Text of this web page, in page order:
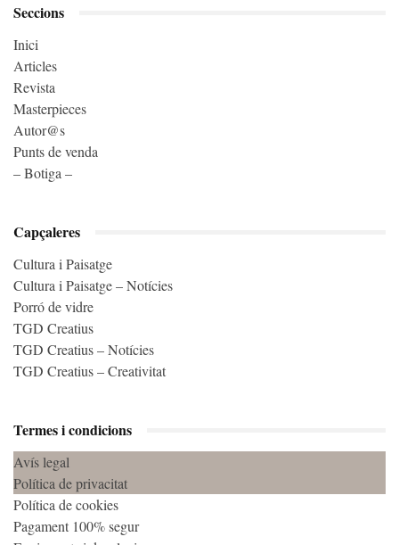
Seccions
Inici
Articles
Revista
Masterpieces
Autor@s
Punts de venda
– Botiga –
Capçaleres
Cultura i Paisatge
Cultura i Paisatge – Notícies
Porró de vidre
TGD Creatius
TGD Creatius – Notícies
TGD Creatius – Creativitat
Termes i condicions
Avís legal
Política de privacitat
Política de cookies
Pagament 100% segur